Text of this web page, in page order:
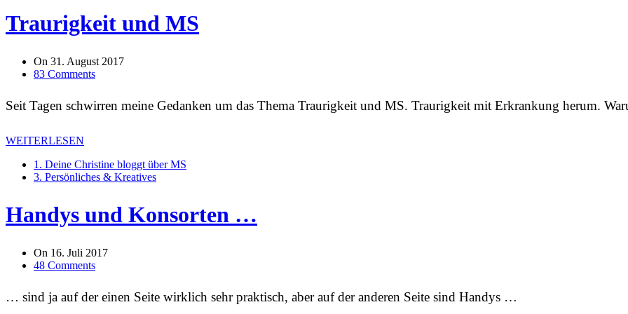
Traurigkeit und MS
On 31. August 2017
83 Comments
Seit Tagen schwirren meine Gedanken um das Thema Traurigkeit und MS. Traurigkeit mit Erkrankung herum.
WEITERLESEN
1. Deine Christine bloggt über MS
3. Persönliches & Kreatives
Handys und Konsorten …
On 16. Juli 2017
48 Comments
… sind ja auf der einen Seite wirklich sehr praktisch, aber auf der anderen Seite sind Handys …